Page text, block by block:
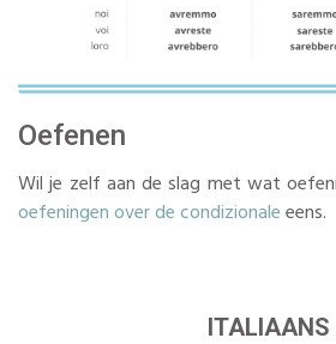
Oefenen
Wil je zelf aan de slag met wat
oefeningen over de condizionaleeens.
ITALIAANS